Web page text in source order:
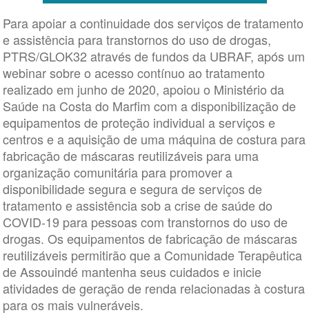
Para apoiar a continuidade dos serviços de tratamento
e assistência para transtornos do uso de drogas,
PTRS/GLOK32 através de fundos da UBRAF, após um
webinar sobre o acesso contínuo ao tratamento
realizado em junho de 2020, apoiou o Ministério da
Saúde na Costa do Marfim com a disponibilização de
equipamentos de proteção individual a serviços e
centros e a aquisição de uma máquina de costura para
fabricação de máscaras reutilizáveis para uma
organização comunitária para promover a
disponibilidade segura e segura de serviços de
tratamento e assistência sob a crise de saúde do
COVID-19 para pessoas com transtornos do uso de
drogas. Os equipamentos de fabricação de máscaras
reutilizáveis permitirão que a Comunidade Terapêutica
de Assouindé mantenha seus cuidados e inicie
atividades de geração de renda relacionadas à costura
para os mais vulneráveis.